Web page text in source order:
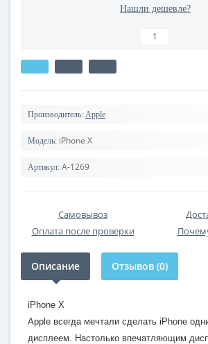
Нашли дешевле?
Производитель: Apple
Модель: iPhone X
Артикул: A-1269
Самовывоз
Оплата после проверки
Описание Отзывов (0)
iPhone X
Apple всегда мечтали сделать iPhone
дисплеем. Настолько впечатляющим